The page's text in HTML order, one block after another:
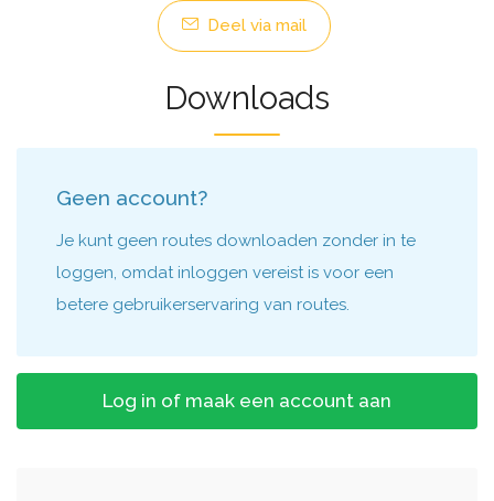
Deel via mail
Downloads
Geen account?
Je kunt geen routes downloaden zonder in te
loggen, omdat inloggen vereist is voor een
betere gebruikerservaring van routes.
Log in of maak een account aan